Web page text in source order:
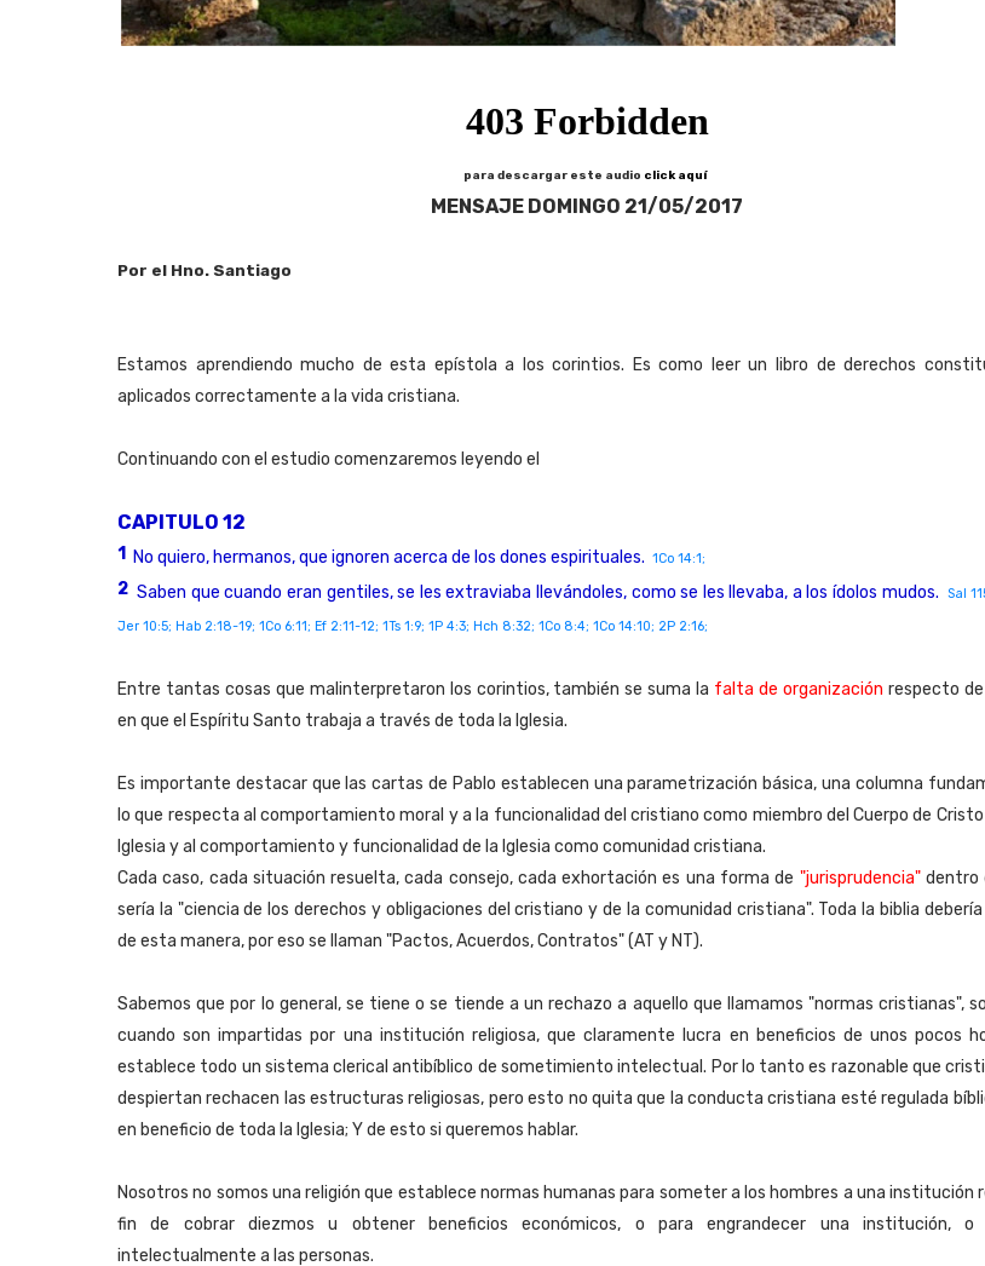
para descargar este audio click aquí
MENSAJE DOMINGO 21/05/2017
Por el Hno. Santiago
Estamos aprendiendo mucho de esta epístola a los corintios. Es como leer un libro de derechos
aplicados correctamente a la vida cristiana.
Continuando con el estudio comenzaremos leyendo el
CAPITULO 12
1 No quiero, hermanos, que ignoren acerca de los dones espirituales. 1Co 14:1;
2 Saben que cuando eran gentiles, se les extraviaba llevándoles, como se les llevaba, a los ídolos mudos. Sal
Jer 10:5; Hab 2:18-19; 1Co 6:11; Ef 2:11-12; 1Ts 1:9; 1P 4:3; Hch 8:32; 1Co 8:4; 1Co 14:10; 2P 2:16;
Entre tantas cosas que malinterpretaron los corintios, también se suma la falta de organización respecto
en que el Espíritu Santo trabaja a través de toda la Iglesia.
Es importante destacar que las cartas de Pablo establecen una parametrización básica, una columna
lo que respecta al comportamiento moral y a la funcionalidad del cristiano como miembro del Cuerpo de Cristo
Iglesia y al comportamiento y funcionalidad de la Iglesia como comunidad cristiana.
Cada caso, cada situación resuelta, cada consejo, cada exhortación es una forma de "jurisprudencia"dentro
sería la "ciencia de los derechos y obligaciones del cristiano y de la comunidad cristiana". Toda la biblia
de esta manera, por eso se llaman "Pactos, Acuerdos, Contratos" (AT y NT).
Sabemos que por lo general, se tiene o se tiende a un rechazo a aquello que llamamos "normas cristianas",
cuando son impartidas por una institución religiosa, que claramente lucra en beneficios de unos pocos
establece todo un sistema clerical antibíblico de sometimiento intelectual. Por lo tanto es razonable que
despiertan rechacen las estructuras religiosas, pero esto no quita que la conducta cristiana esté regulada
en beneficio de toda la Iglesia; Y de esto si queremos hablar.
Nosotros no somos una religión que establece normas humanas para someter a los hombres a una institución
fin de cobrar diezmos u obtener beneficios económicos, o para engrandecer una institución, o
intelectualmente a las personas.